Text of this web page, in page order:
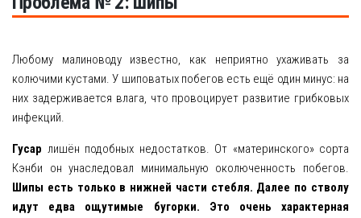
Любому малиноводу известно, как неприятно ухаживать за
колючими кустами. У шиповатых побегов есть ещё один минус: на
них задерживается влага, что провоцирует развитие грибковых
инфекций.
Гусар лишён подобных недостатков. От «материнского» сорта
Кэнби он унаследовал минимальную околюченность побегов.
Шипы есть только в нижней части стебля. Далее по стволу
идут едва ощутимые бугорки. Это очень характерная